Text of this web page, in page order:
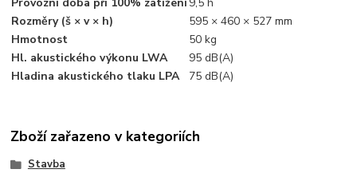
Provozní doba při 100% zatížení9,5 h
Rozměry (š × v × h)
595 × 460 × 527 mm
Hmotnost
50 kg
Hl. akustického výkonu LWA
95 dB(A)
Hladina akustického tlaku LPA
75 dB(A)
Zboží zařazeno v kategoriích
Stavba